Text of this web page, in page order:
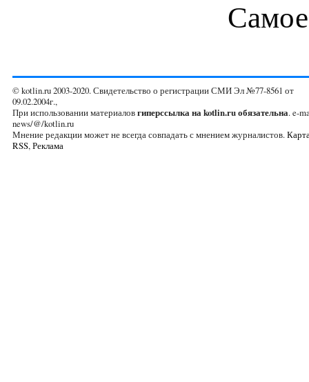
© kotlin.ru 2003-2020. Свидетельство о регистрации СМИ Эл №77-8561 от
09.02.2004г.,
При использовании материаловгиперссылка на kotlin.ru обязательна. e-
news/@/kotlin.ru
Мнение редакции может не всегда совпадать с мнением журналистов.
RSS,Реклама